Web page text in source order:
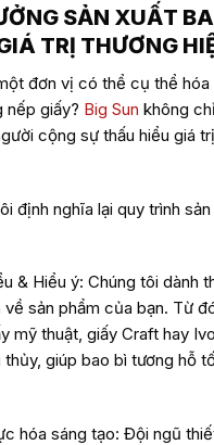
SẢN XUẤT
TRỊ THƯƠNG
đơn vị có thể cụ thể hóa
nếp giấy? Big Sun không
cộng sự thấu hiểu giá
định nghĩa lại quy trình
& Hiểu ý: Chúng tôi dành
sản phẩm của bạn. Từ
mỹ thuật, giấy Craft hay
giúp bao bì tương hỗ
hóa sáng tạo: Đội ngũ